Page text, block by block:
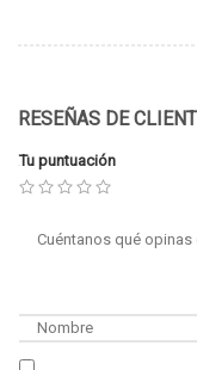
RESEÑAS DE
Tu puntuación